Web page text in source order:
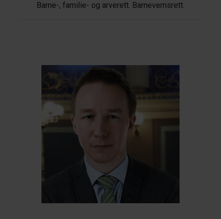
Barne-, familie- og arverett. Barnevernsrett.